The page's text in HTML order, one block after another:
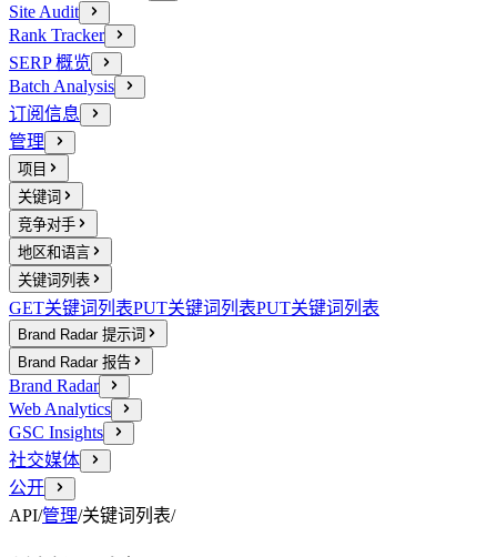
Site Audit
Rank Tracker
SERP 概览
Batch Analysis
订阅信息
管理
项目
关键词
竞争对手
地区和语言
关键词列表
GET关键词列表PUT关键词列表PUT关键词列表
Brand Radar 提示词
Brand Radar 报告
Brand Radar
Web Analytics
GSC Insights
社交媒体
公开
API/管理/关键词列表/